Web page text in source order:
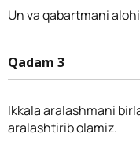
Un va qabartmani
Qadam 3
Ikkala aralashmani
aralashtirib olamiz.